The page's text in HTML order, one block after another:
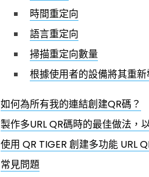
時間重定向
語言重定向
掃描重定向數量
根據使用者的設備將其重
如何為所有我的連結創建QR碼？
製作多URL QR碼時的最佳做法，
使用 QR TIGER 創建多功能 URL
常見問題